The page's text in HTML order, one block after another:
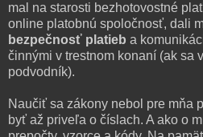
mal na starosti bezhotovostné
online platobnú spoločnosť, dali
bezpečnosť platieb a
činnými v trestnom konaní (ak sa
podvodník).
Naučiť sa zákony nebol pre mňa
byť až priveľa o číslach. A ako o